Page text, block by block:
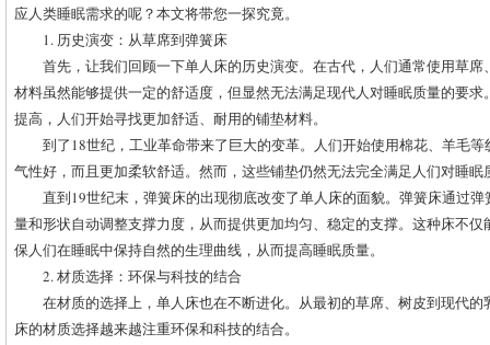
应人类睡眠需求的呢？本文将带您一探究竟。
1. 历史演变：从草席到弹簧床
首先，让我们回顾一下单人床的历史演变。在古代，人们通常使用草
材料虽然能够提供一定的舒适度，但显然无法满足现代人对睡眠质量的要
提高，人们开始寻找更加舒适、耐用的铺垫材料。
到了18世纪，工业革命带来了巨大的变革。人们开始使用棉花、羊毛
气性好，而且更加柔软舒适。然而，这些铺垫仍然无法完全满足人们对睡眠
直到19世纪末，弹簧床的出现彻底改变了单人床的面貌。弹簧床通过
量和形状自动调整支撑力度，从而提供更加均匀、稳定的支撑。这种床不
保人们在睡眠中保持自然的生理曲线，从而提高睡眠质量。
2. 材质选择：环保与科技的结合
在材质的选择上，单人床也在不断进化。从最初的草席、树皮到现代
床的材质选择越来越注重环保和科技的结合。